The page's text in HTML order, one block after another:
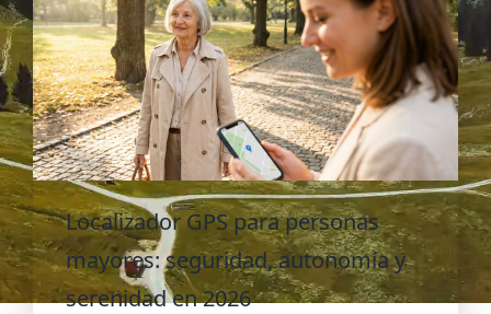
Localizador GPS para personas
mayores: seguridad, autonomía y
serenidad en 2026